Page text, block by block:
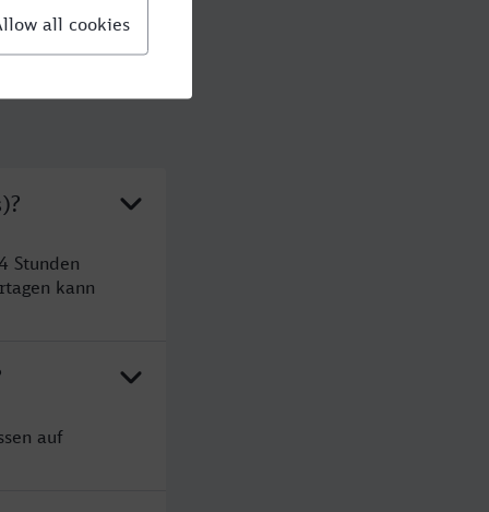
Stunden
kann
auf